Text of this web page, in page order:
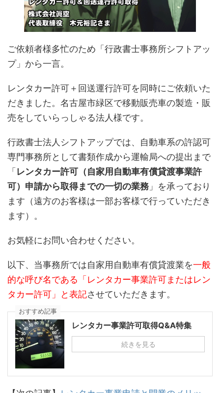
ご依頼者様多忙のため「行政書士事務所シフトアッ
プ」から一言。
レンタカー許可＋回送運行許可を同時にご依頼いた
だきました。名古屋市緑区で移動販売車の製造・販
売をしていらっしゃる法人様です。
行政書士法人シフトアップでは、自動車系の許認可
専門事務所として書類作成から運輸局への提出まで
「 レンタカー許可（自家用自動車有償貸渡事業許
可）申請から取得までの一切の業務 」を承っており
ます（遠方のお客様は一部お客様で行っていただき
ます）。
お気軽にお問い合わせください。
以下、当事務所では自家用自動車有償貸渡業を一般
的な呼び名である「レンタカー事業許可またはレン
タカー許可」と表記させていただきます。
おすすめ記事
レンタカー事業許可取得Q&A特集
続きを見る